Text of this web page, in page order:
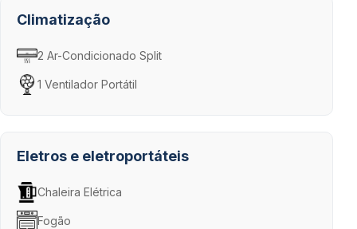
Climatização
2 Ar-Condicionado Split
1 Ventilador Portátil
Eletros e eletroportáteis
Chaleira Elétrica
Fogão